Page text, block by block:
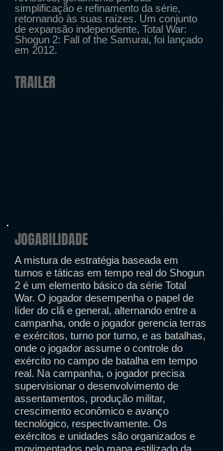
simplificação e refinamento da série,
retornando às suas raízes. Um conjunto
de expansão independente, Total War:
Shogun 2: Fall of the Samurai, foi lançado
em 2012.
TRAILER
JOGABILIDADE
A mistura de estratégia baseada em
turnos e táticas em tempo real do Shogun
2 é um elemento básico da série Total
War. O jogador desempenha o papel de
líder do clã e general, alternando entre a
campanha, onde o jogador gerencia terras
e exércitos, turno por turno, e as batalhas,
onde o jogador assume o controle do
exército no campo de batalha em tempo
real. Na campanha, o jogador precisa
supervisionar o desenvolvimento de
assentamentos, produção militar,
crescimento econômico e avanço
tecnológico, respectivamente. Os
exércitos e unidades são organizados e
movimentados pelo mapa estilizado da